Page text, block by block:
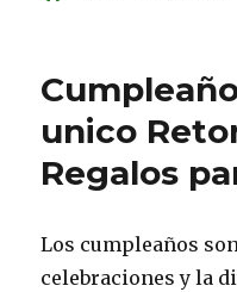
unico
Regalos
Los cumpleaños
celebraciones y la